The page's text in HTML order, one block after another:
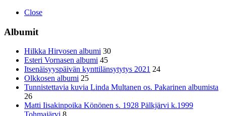
Close
Albumit
Hilkka Hirvosen albumi 30
Esteri Vornasen albumi 45
Itsenäisyyspäivän kynttilänsytytys 2021 24
Olkkosen albumi 25
Tunnistettavia kuvia Linda Multanen os. Pakarinen albumista
26
Matti Iisakinpoika Könönen s. 1928 Pälkjärvi k.1999